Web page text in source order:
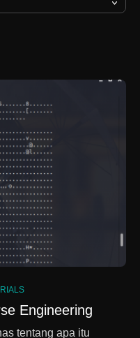
Engineering
tentang apa itu